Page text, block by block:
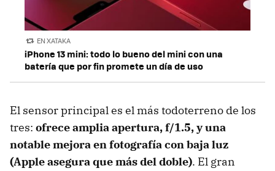
EN XATAKA
iPhone 13 mini: todo lo bueno del mini con una
batería que por fin promete un día de uso
El sensor principal es el más todoterreno de los
tres: ofrece amplia apertura, f/1.5, y una
notable mejora en fotografía con baja luz
(Apple asegura que más del doble). El gran